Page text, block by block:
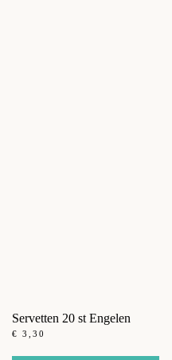
Servetten 20 st Engelen
€ 3,30